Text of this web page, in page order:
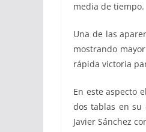
media de tiempo.
Una de las
mostrando
rápida victoria
En este aspecto
dos tablas en su
Javier Sánchez